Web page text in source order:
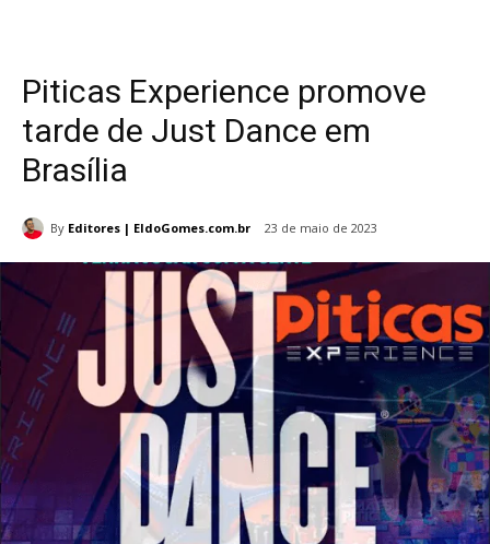
Piticas Experience promove
tarde de Just Dance em
Brasília
By Editores | EldoGomes.com.br 23 de maio de 2023